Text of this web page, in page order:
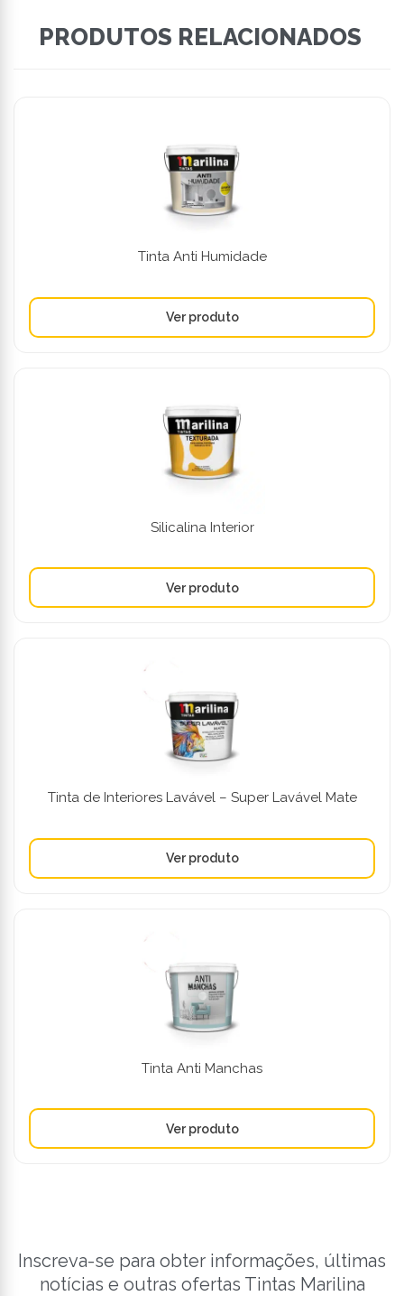
PRODUTOS RELACIONADOS
Tinta Anti Humidade
Silicalina Interior
Tinta de Interiores Lavável – Super Lavável Mate
Tinta Anti Manchas
Inscreva-se para obter informações, últimas
notícias e outras ofertas Tintas Marilina